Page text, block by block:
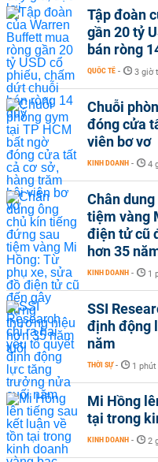
Tập đoàn
gần 20 tỷ
bán ròng
QUỐC TẾ - 3 giờ
Chuỗi
đóng cửa
viên bơ vơ
KINH DOANH - 4
Chân
tiệm vàng
điện tử cũ
hơn 35
KINH DOANH - 1
SSI
định động
năm
THỜI SỰ - 1
Mi Hồng
tại trong
KINH DOANH - 2